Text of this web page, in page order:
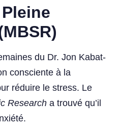
du Dr. Jon Kabat-
consciente à la
réduire le stress. Le
Research a trouvé qu’il